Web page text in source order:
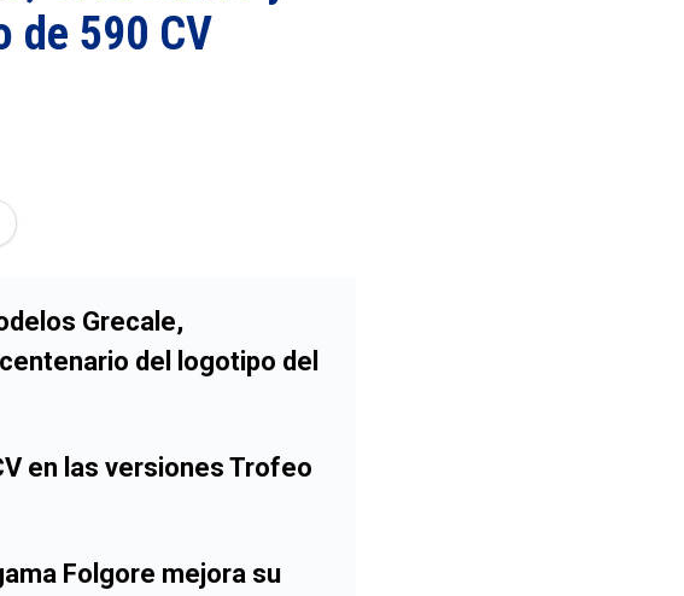
de 590 CV
Grecale,
del logotipo del
en las versiones Trofeo
Folgore mejora su